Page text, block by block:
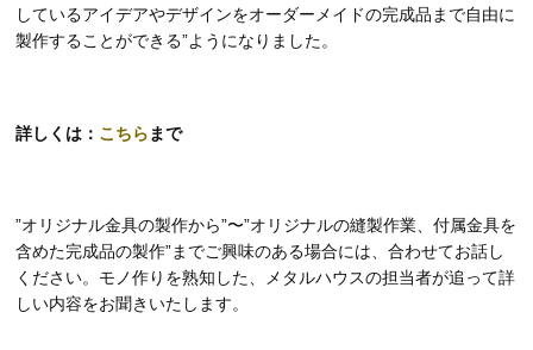
しているアイデアやデザインをオーダーメイドの完成品まで自由に
製作することができる”ようになりました。
詳しくは： こちら まで
”オリジナル金具の製作から”〜”オリジナルの縫製作業、付属金具を
含めた完成品の製作”までご興味のある場合には、合わせてお話し
ください。モノ作りを熟知した、メタルハウスの担当者が追って詳
しい内容をお聞きいたします。